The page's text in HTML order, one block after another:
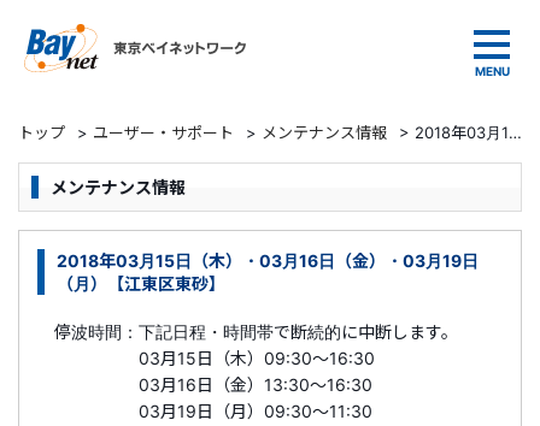
トップ > ユーザー・サポート > メンテナンス情報 > 2018年03月15日（木）・03月16日（金）・03月19日（月）【江東区東砂】
メンテナンス情報
2018年03月15日（木）・03月16日（金）・03月19日
（月）【江東区東砂】
停波時間：下記日程・時間帯で断続的に中断します。
03月15日（木）09:30～16:30
03月16日（金）13:30～16:30
03月19日（月）09:30～11:30